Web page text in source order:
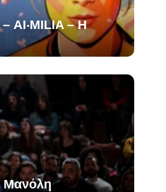
AI‧MILIA – Η
Μανόλη